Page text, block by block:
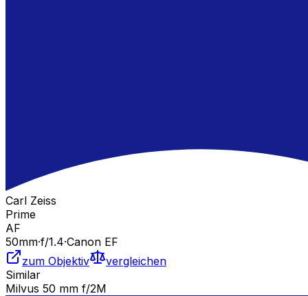
Carl Zeiss
Prime
AF
50mm·f/1.4·Canon EF
zum Objektiv
vergleichen
Similar
Milvus 50 mm f/2M